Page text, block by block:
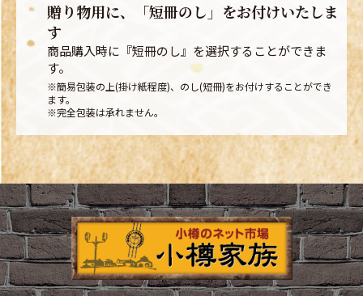
贈り物用に、「短冊のし」をお付けいたしま
す
商品購入時に『短冊のし』を選択することができま
す。
※簡易包装の上(掛け紙程度)、のし(短冊)をお付けすることができ
ます。
※完全包装は承れません。